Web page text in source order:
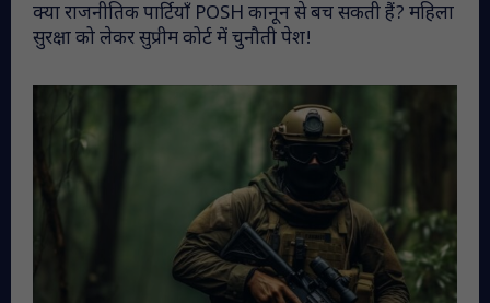
क्या राजनीतिक पार्टियाँ POSH कानून से बच सकती हैं? महिला
सुरक्षा को लेकर सुप्रीम कोर्ट में चुनौती पेश!